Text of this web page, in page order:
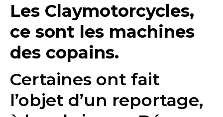
Les Claymotorcycles,
ce sont les machines
des copains.
Certaines ont fait
l’objet d’un reportage,